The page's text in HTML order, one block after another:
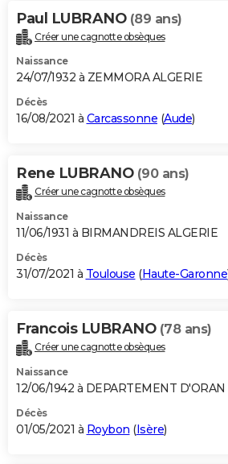
Paul LUBRANO (89 ans)
Créer une cagnotte obsèques
Naissance
24/07/1932 à ZEMMORA ALGERIE
Décès
16/08/2021 à Carcassonne (Aude)
Rene LUBRANO (90 ans)
Créer une cagnotte obsèques
Naissance
11/06/1931 à BIRMANDREIS ALGERIE
Décès
31/07/2021 à Toulouse (Haute-Garonne
Francois LUBRANO (78 ans)
Créer une cagnotte obsèques
Naissance
12/06/1942 à DEPARTEMENT D'ORAN
Décès
01/05/2021 à Roybon (Isère)